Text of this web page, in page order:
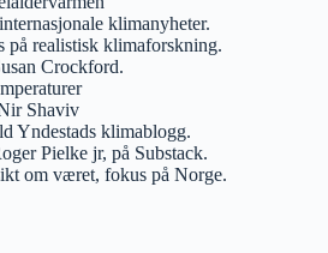
klimanyheter.
på realistisk klimaforskning.
Crockford.
Shaviv
Yndestads klimablogg.
Pielke jr, på Substack.
om været, fokus på Norge.